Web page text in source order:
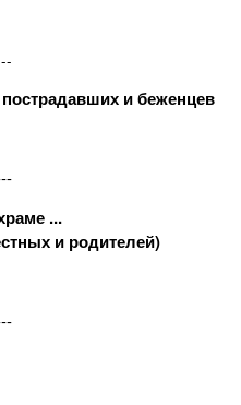
и беженцев
...
и родителей)